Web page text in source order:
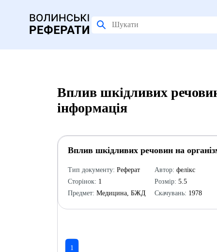
Вплив шкідливих
інформація
Вплив шкідливих речовин на
Тип документу: Реферат
Сторінок: 1
Предмет: Медицина, БЖД
Автор: фелікс
Розмір: 5.5
Скачувань: 1978
1